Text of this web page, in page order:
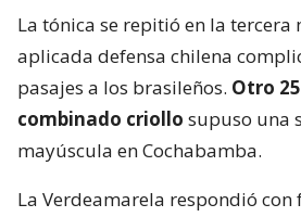
La tónica se repitió en la tercera
aplicada defensa chilena
pasajes a los brasileños. Otro
combinado criollo supuso una
mayúscula en Cochabamba.
La Verdeamarela respondió